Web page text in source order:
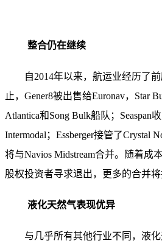
整合仍在继续
自2014年以来，航运业经历了
止，Gener8被出售给Euronav，Star
Atlantica和Song Bulk船队；Seaspan
Intermodal；Essberger接管了Crystal
将与Navios Midstream合并。随着成
股权投资者寻求退出，更多的合并将
液化天然气表现优异
与几乎所有其他行业不同，液